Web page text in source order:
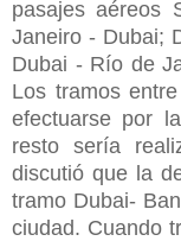
pasajes aéreos
Janeiro - Dubai;
Dubai - Río de
Los tramos
efectuarse por
resto sería
discutió que la
tramo Dubai-
ciudad. Cuando